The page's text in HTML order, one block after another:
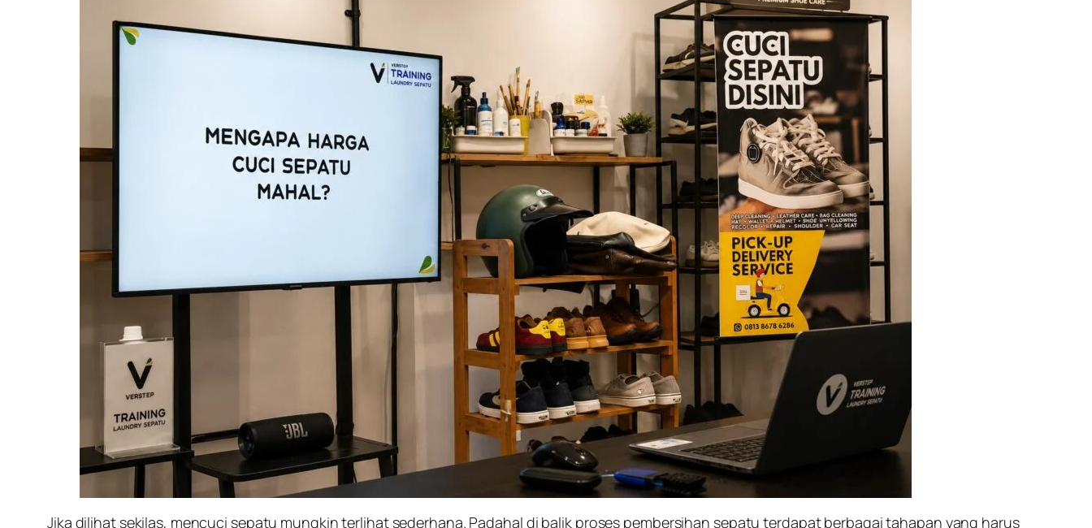
Jika dilihat sekilas, mencuci sepatu mungkin terlihat sederhana. Padahal di balik proses pembersihan sepatu terdapat berbagai tahapan yang harus